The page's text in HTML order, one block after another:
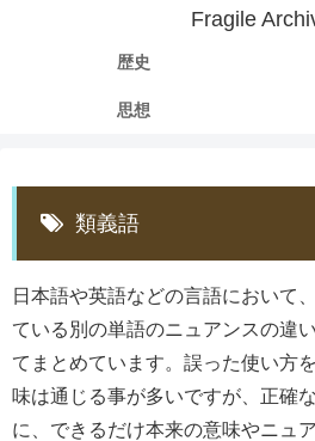
Fragile
歴史
思想
類義語
日本語や英語などの言語において
ている別の単語のニュアンスの違
てまとめています。誤った使い方
味は通じる事が多いですが、正確
に、できるだけ本来の意味やニュ